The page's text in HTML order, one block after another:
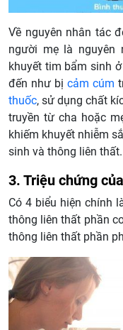
Về nguyên nhân tác
người mẹ là nguyên
khuyết tim bẩm sinh
đến như bị cảm cúm
thuốc, sử dụng chất
truyền từ cha hoặc
khiếm khuyết nhiễm
sinh và thông liên thất.
3. Triệu chứng
Có 4 biểu hiện chính
thông liên thất phần
thông liên thất phần